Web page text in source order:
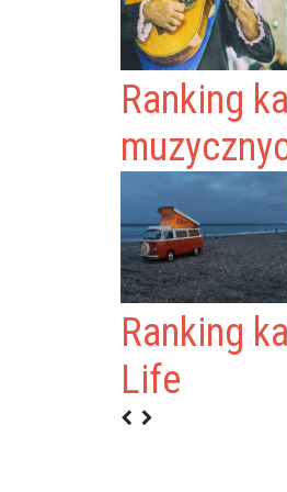
Ranking
Ranking
Life